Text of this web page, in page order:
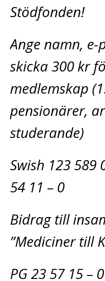
Stödfonden!
Ange namn, e-
skicka 300 kr
medlemskap
pensionärer,
studerande)
Swish 123 589
54 11 – 0
Bidrag till
”Mediciner till
PG 23 57 15 –